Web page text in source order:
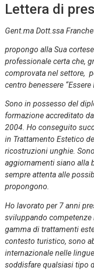
Lettera di
Gent.ma Dott.ssa
propongo alla Sua
professionale certa che,
comprovata nel settore,
centro benessere “Essere
Sono in possesso del
formazione accreditato
2004. Ho conseguito
in Trattamento Estetico
ricostruzioni unghie.
aggiornamenti siano alla
sempre attenta alle
propongono.
Ho lavorato per 7 anni
sviluppando competenze
gamma di trattamenti
contesto turistico, sono
internazionale nelle
soddisfare qualsiasi tipo